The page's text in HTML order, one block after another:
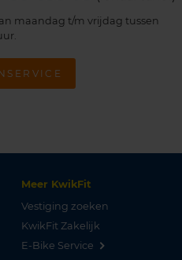
maandag t/m vrijdag tussen
Meer KwikFit
Vestiging zoeken
KwikFit Zakelijk
E-Bike Service